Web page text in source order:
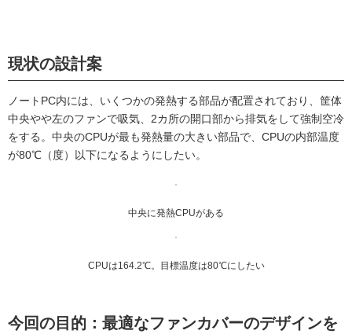
現状の設計案
ノートPC内には、いくつかの発熱する部品が配置されており、筐体
中央やや左のファンで吸気、2カ所の開口部から排気をして強制空冷
をする。中央のCPUが最も発熱量の大きい部品で、CPUの内部温度
が80℃（度）以下になるようにしたい。
中央に発熱CPUがある
CPUは164.2℃。目標温度は80℃にしたい
今回の目的：最適なファンカバーのデザインを